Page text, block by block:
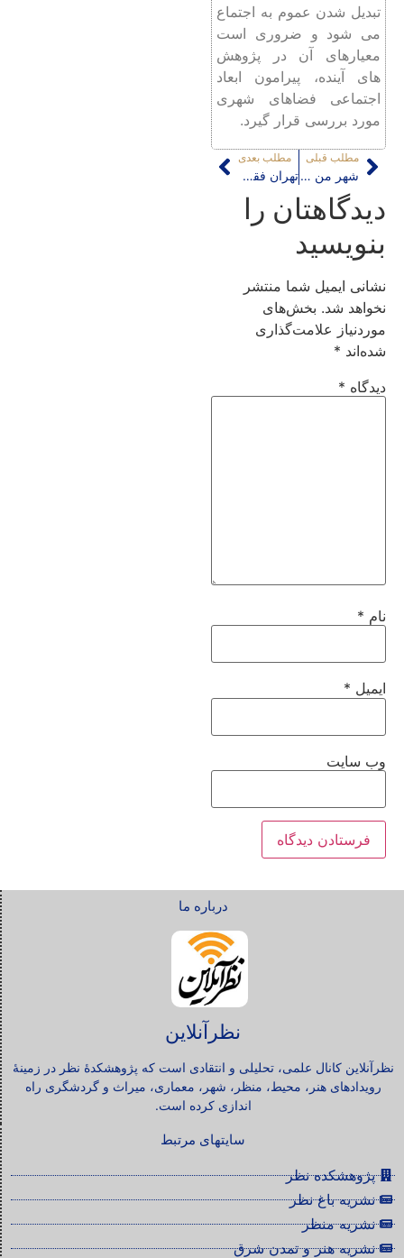
تبدیل شدن عموم به اجتماع
می ‌شود و ضروری است
معیارهای آن در پژوهش
‌های آینده، پیرامون ابعاد
اجتماعی فضاهای شهری
مورد بررسی قرار گیرد.
مطلب قبلی
شهر من یا شهر تو؟
مطلب بعدی
تهران فقط یک رودخانه کن دارد
دیدگاهتان را
بنویسید
نشانی ایمیل شما منتشر
نخواهد شد. بخش‌های
موردنیاز علامت‌گذاری
شده‌اند *
دیدگاه *
نام *
ایمیل *
وب‌ سایت
درباره ما
نظرآنلاین
نظرآنلاین کانال علمی، تحلیلی و انتقادی است که پژوهشکدۀ نظر در زمینۀ
رویدادهای هنر، محیط، منظر، شهر، معماری، میراث و گردشگری راه
اندازی کرده است.
سایتهای مرتبط
پژوهشکده نظر
نشریه باغ نظر
نشریه منظر
نشریه هنر و تمدن شرق